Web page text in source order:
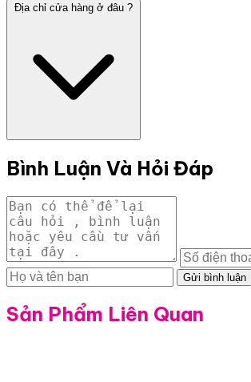
Địa chỉ cửa hàng ở đâu ?
Bình Luận Và Hỏi Đáp
Gửi bình luận
Sản Phẩm Liên Quan